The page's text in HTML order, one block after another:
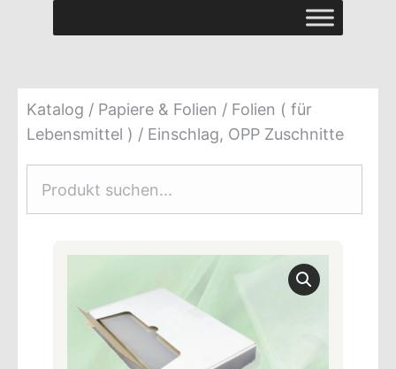
Katalog / Papiere & Folien / Folien ( für
Lebensmittel ) / Einschlag, OPP Zuschnitte